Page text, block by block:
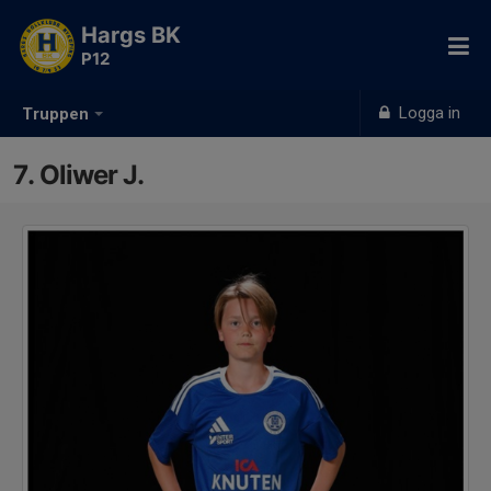
Truppen Logga in
Hargs BK
P12
7. Oliwer J.